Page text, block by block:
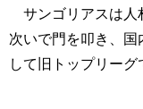
サンゴリアスは人
次いで門を叩き、国
して旧トップリーグ